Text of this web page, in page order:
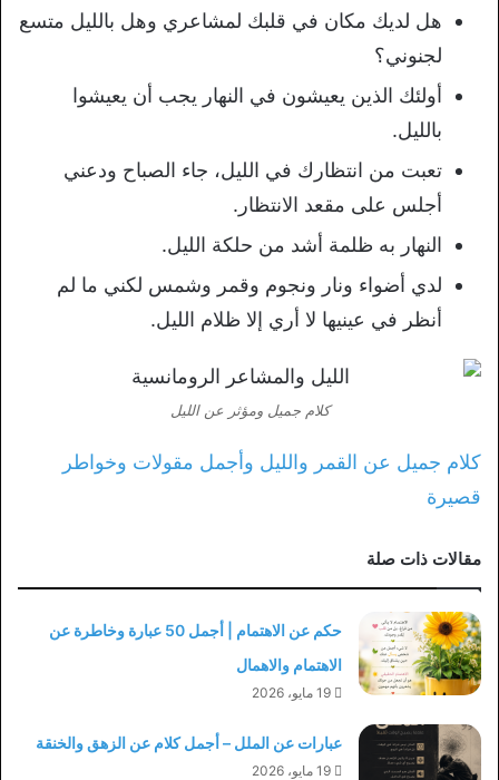
هل لديك مكان في قلبك لمشاعري وهل بالليل متسع
لجنوني؟
أولئك الذين يعيشون في النهار يجب أن يعيشوا
بالليل.
تعبت من انتظارك في الليل، جاء الصباح ودعني
أجلس على مقعد الانتظار.
النهار به ظلمة أشد من حلكة الليل.
لدي أضواء ونار ونجوم وقمر وشمس لكني ما لم
أنظر في عينيها لا أري إلا ظلام الليل.
كلام جميل ومؤثر عن الليل
كلام جميل عن القمر والليل وأجمل مقولات وخواطر
قصيرة
مقالات ذات صلة
حكم عن الاهتمام | أجمل 50 عبارة وخاطرة عن
الاهتمام والاهمال
19 مايو، 2026
عبارات عن الملل – أجمل كلام عن الزهق والخنقة
19 مايو، 2026